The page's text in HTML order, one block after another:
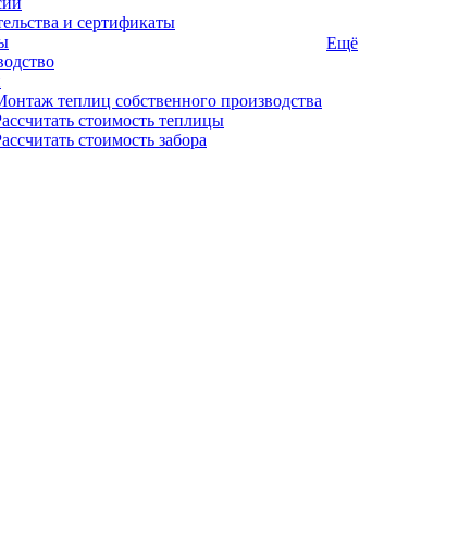
и сертификаты
теплиц собственного производства
стоимость теплицы
стоимость забора
Ещё